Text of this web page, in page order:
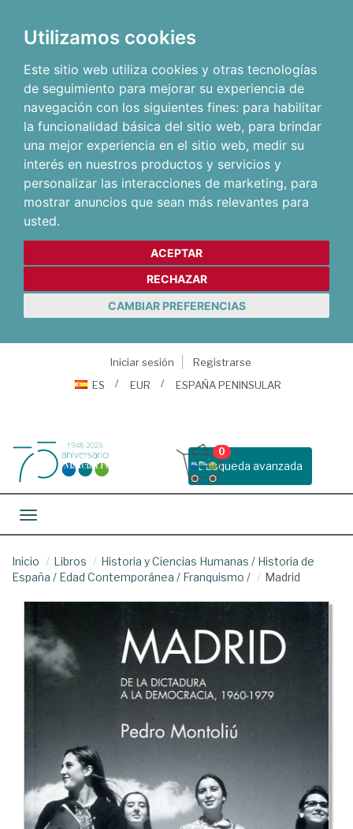
Utilizamos cookies
Este sitio web utiliza cookies y otras tecnologías
de seguimiento para mejorar su experiencia de
navegación con los siguientes fines: para habilitar
la funcionalidad básica del sitio web, para brindar
una mejor experiencia en el sitio web, medir su
interés en nuestros productos y servicios y
personalizar las interacciones de marketing, para
mostrar anuncios que sean más relevantes para
usted.
ACEPTAR
RECHAZAR
CAMBIAR PREFERENCIAS
Iniciar sesión
Registrarse
ES
EUR ESPAÑA PENINSULAR
Busqueda avanzada
0
Toggle navigation
Inicio Libros Historia y Ciencias Humanas / Historia de
España / Edad Contemporánea / Franquismo / Madrid